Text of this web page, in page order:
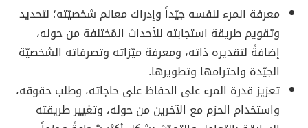
معرفة المرء لنفسه جيّداً وإدراك معالم شخصيّته؛ لتحديد
وتقويم طريقة استجابته للأحداث المُختلفة من حوله،
إضافةً لتقديره ذاته، ومعرفة ميّزاته وتصرفاته الشخصيّة
الجيّدة واحترامها وتطويرها.
تعزيز قدرة المرء على الحفاظ على حاجاته، وطلب حقوقه،
واستخدام الحزم مع الآخرين من حوله، وتغيير طريقته